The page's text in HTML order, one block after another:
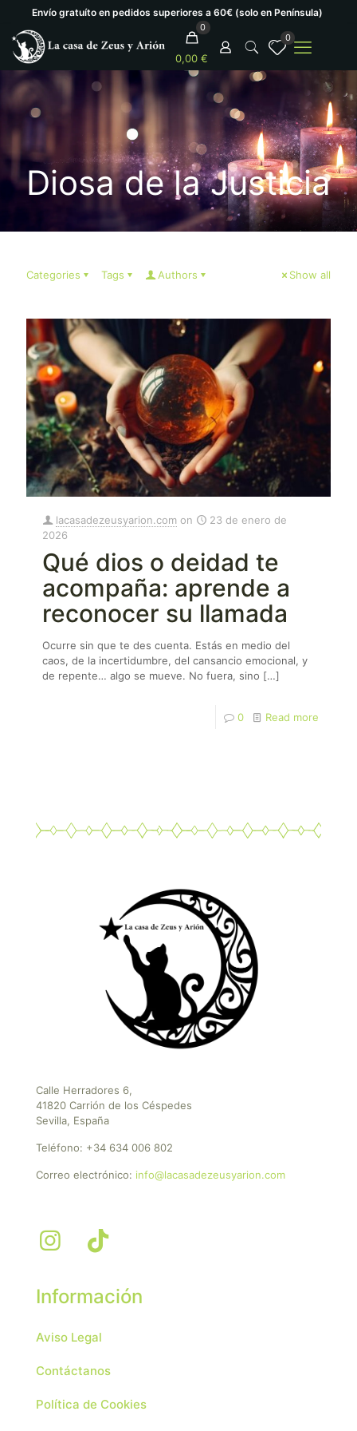
Envío gratuíto en pedidos superiores a 60€ (solo en Península)
0
0,00 €
0
Diosa de la Justicia
Categories Tags Authors Show all
lacasadezeusyarion.com on
23 de enero de
2026
Qué dios o deidad te
acompaña: aprende a
reconocer su llamada
Ocurre sin que te des cuenta. Estás en medio del
caos, de la incertidumbre, del cansancio emocional, y
de repente… algo se mueve. No fuera, sino […]
0 Read more
Calle Herradores 6,
41820 Carrión de los Céspedes
Sevilla, España
Teléfono: +34 634 006 802
Correo electrónico: info@lacasadezeusyarion.com
Información
Aviso Legal
Contáctanos
Política de Cookies